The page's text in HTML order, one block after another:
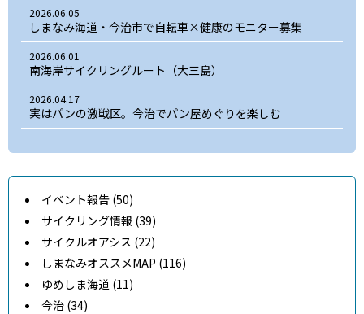
2026.06.05
しまなみ海道・今治市で自転車×健康のモニター募集
2026.06.01
南海岸サイクリングルート（大三島）
2026.04.17
実はパンの激戦区。今治でパン屋めぐりを楽しむ
イベント報告 (50)
サイクリング情報 (39)
サイクルオアシス (22)
しまなみオススメMAP (116)
ゆめしま海道 (11)
今治 (34)